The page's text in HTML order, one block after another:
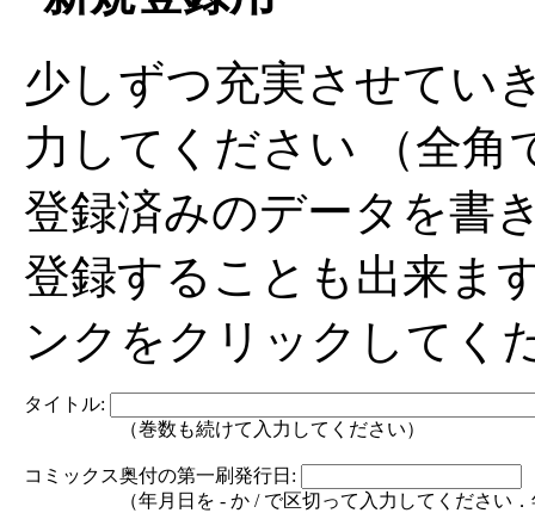
少しずつ充実させてい
力してください （全角
登録済みのデータを書
登録することも出来ま
ンクをクリックしてく
タイトル:
（巻数も続けて入力してください）
コミックス奥付の第一刷発行日:
（年月日を - か / で区切って入力してください．年